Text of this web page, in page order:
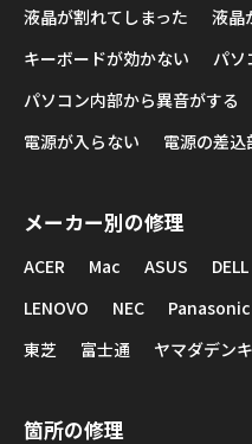
液晶が割れてしまった
液晶
キーボードが効かない
パソ
パソコン内部から異音がする
電源が入らない
電源の差込
メーカー別の修理
ACER Mac ASUS DELL
LENOVO
NEC Panasonic
東芝
富士通 ヤマダデンキ
箇所の修理